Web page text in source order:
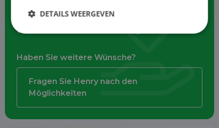
Zinsen und Abschreibungen
Haben Sie weitere Wünsche?
Fragen Sie Henry nach den
Möglichkeiten
DETAILS WEERGEVEN